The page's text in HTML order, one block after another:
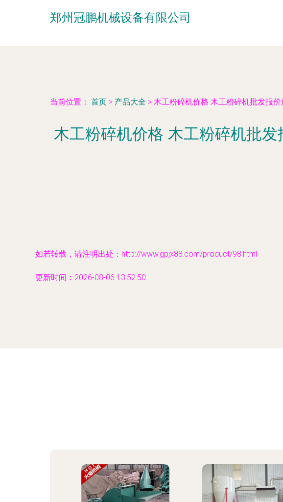
郑州冠鹏机械设备有限公司
当前位置： 首页 > 产品大全 > 木工粉碎机价格 木工粉碎机批发报
木工粉碎机价格 木工粉碎机批
如若转载，请注明出处：http://www.gpjx88.com/product/98.html
更新时间：2026-08-06 13:52:50